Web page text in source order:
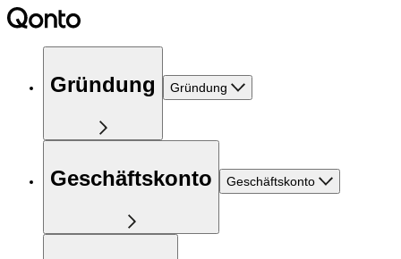
Gründung Gründung
Geschäftskonto Geschäftskonto